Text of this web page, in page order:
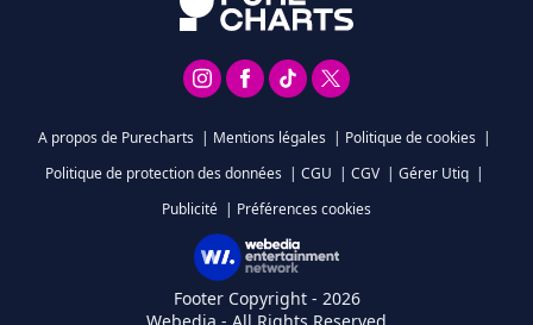
A propos de Purecharts | Mentions légales | Politique de cookies |
Politique de protection des données | CGU | CGV | Gérer Utiq |
Publicité | Préférences cookies
Footer Copyright - 2026